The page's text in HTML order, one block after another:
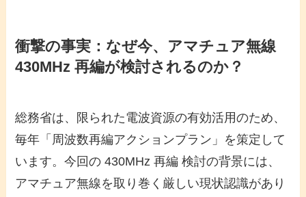
衝撃の事実：なぜ今、アマチュア無線
430MHz 再編が検討されるのか？
総務省は、限られた電波資源の有効活用のため、
毎年「周波数再編アクションプラン」を策定して
います。今回の 430MHz 再編 検討の背景には、
アマチュア無線を取り巻く厳しい現状認識があり